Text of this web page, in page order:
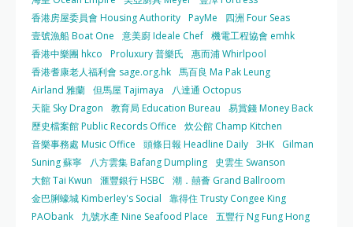
香港房屋委員會 Housing Authority PayMe
四洲 Four Seas
壹號漁船 Boat One
意美廚 Ideale Chef 機電工程協會 emhk
香港中樂團 hkco
Proluxury 普樂氏
惠而浦 Whirlpool
香港耆康老人福利會 sage.org.hk 馬百良 Ma Pak Leung
Airland 雅蘭 但馬屋 Tajimaya
八達通 Octopus
天龍 Sky Dragon
教育局 Education Bureau
易賞錢 Money Back
歷史檔案館 Public Records Office
炊公館 Champ Kitchen
音樂事務處 Music Office
頭條日報 Headline Daily 3HK
Gilman
Suning 蘇寧
八方雲集 Bafang Dumpling
史雲生 Swanson
大館 Tai Kwun
滙豐銀行 HSBC
潮．囍薈 Grand Ballroom
金巴脷蠔城 Kimberley's Social
靠得住 Trusty Congee King
PAObank
九號水產 Nine Seafood Place
五豐行 Ng Fung Hong